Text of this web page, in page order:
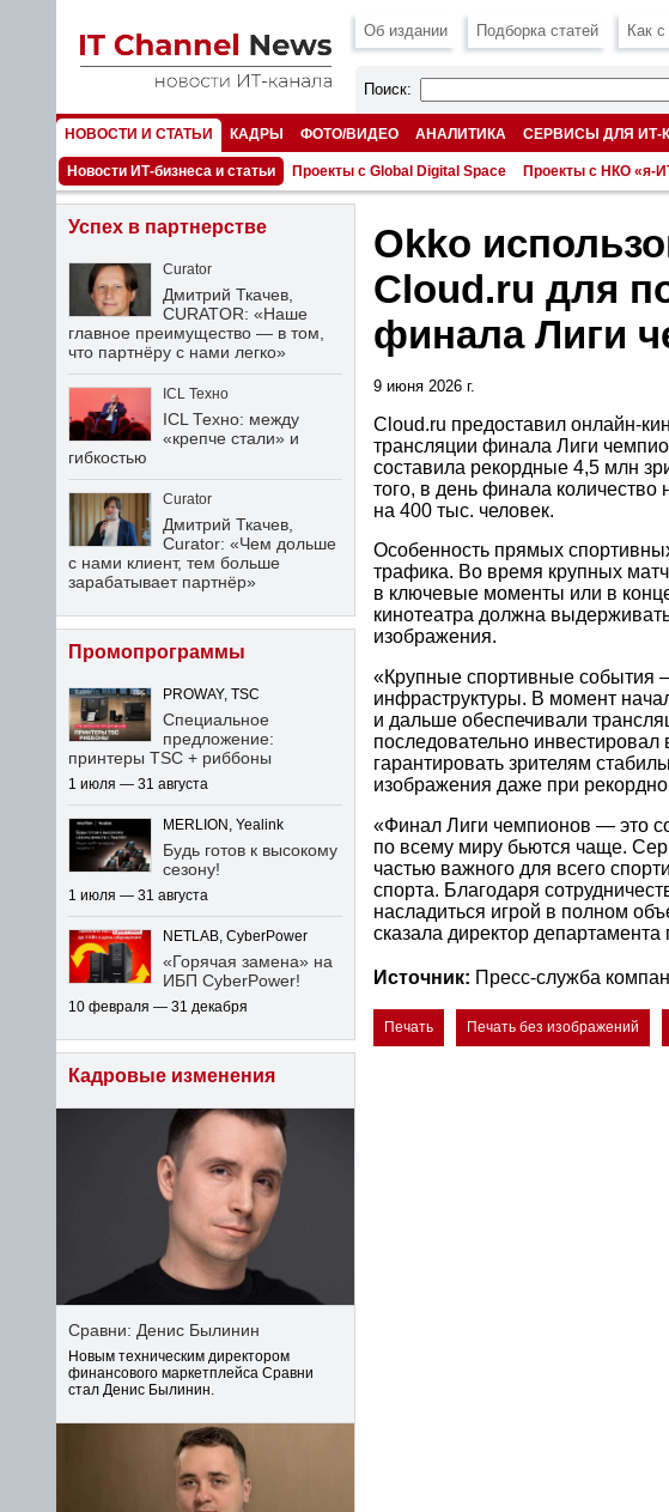
Об издании Подборка статей Как
Поиск:
НОВОСТИ И СТАТЬИ КАДРЫ ФОТО/ВИДЕО АНАЛИТИКА СЕРВИСЫ ДЛЯ ИТ-
НОМЕРА
Новости ИТ-бизнеса и статьи Проекты с Global Digital Space Проекты с НКО «я-
Okko
Cloud.ru для
финала Лиги
9 июня 2026 г.
Cloud.ru предоставил онлайн-
трансляции финала Лиги
составила рекордные 4,5 млн
того, в день финала количество
на 400 тыс. человек.
Особенность прямых
трафика. Во время крупных
в ключевые моменты или в
кинотеатра должна
изображения.
«Крупные спортивные события
инфраструктуры. В момент
и дальше обеспечивали
последовательно
гарантировать зрителям
изображения даже при
«Финал Лиги чемпионов — это
по всему миру бьются чаще.
частью важного для всего
спорта. Благодаря
насладиться игрой в полном
сказала директор
Источник: Пресс-служба
Печать Печать без изображений
Успех в партнерстве
Curator
Дмитрий Ткачев,
CURATOR: «Наше
главное преимущество — в том,
что партнёру с нами легко»
ICL Техно
ICL Техно: между
«крепче стали» и
гибкостью
Curator
Дмитрий Ткачев,
Curator: «Чем дольше
с нами клиент, тем больше
зарабатывает партнёр»
Промопрограммы
PROWAY, TSC
Специальное
предложение:
принтеры TSC + риббоны
1 июля — 31 августа
MERLION, Yealink
Будь готов к высокому
сезону!
1 июля — 31 августа
NETLAB, CyberPower
«Горячая замена» на
ИБП CyberPower!
10 февраля — 31 декабря
Кадровые изменения
Сравни: Денис Былинин
Новым техническим директором
финансового маркетплейса Сравни
стал Денис Былинин.